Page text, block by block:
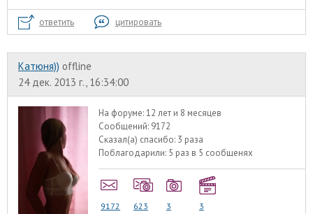
ответить цитировать
Катюня)) offline
24 дек. 2013 г., 16:34:00
На форуме:12 лет и 8 месяцев
Сообщений: 9172
Сказал(а) спасибо: 3 раза
Поблагодарили: 5 раз в 5 сообщенях
9172 623 3 3